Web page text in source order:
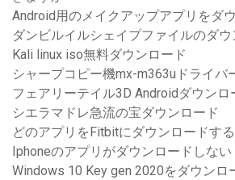
Android用のメイクアップアプリをダ
ダンビルイルシェイプファイルのダウ
Kali linux iso無料ダウンロード
シャープコピー機mx-m363uドライバ
フェアリーテイル3D Androidダウンロ
シエラマドレ急流の宝ダウンロード
どのアプリをFitbitにダウンロードす
Iphoneのアプリがダウンロードしない
Windows 10 Key gen 2020をダウンロ